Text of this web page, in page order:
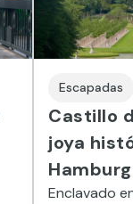
Escapadas
Castillo
joya
Enclavado